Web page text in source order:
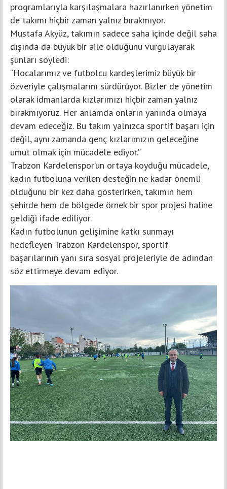
programlarıyla karşılaşmalara hazırlanırken yönetim
de takımı hiçbir zaman yalnız bırakmıyor.
Mustafa Akyüz, takımın sadece saha içinde değil saha
dışında da büyük bir aile olduğunu vurgulayarak
şunları söyledi:
“Hocalarımız ve futbolcu kardeşlerimiz büyük bir
özveriyle çalışmalarını sürdürüyor. Bizler de yönetim
olarak idmanlarda kızlarımızı hiçbir zaman yalnız
bırakmıyoruz. Her anlamda onların yanında olmaya
devam edeceğiz. Bu takım yalnızca sportif başarı için
değil, aynı zamanda genç kızlarımızın geleceğine
umut olmak için mücadele ediyor.”
Trabzon Kardelenspor’un ortaya koyduğu mücadele,
kadın futboluna verilen desteğin ne kadar önemli
olduğunu bir kez daha gösterirken, takımın hem
şehirde hem de bölgede örnek bir spor projesi haline
geldiği ifade ediliyor.
Kadın futbolunun gelişimine katkı sunmayı
hedefleyen Trabzon Kardelenspor, sportif
başarılarının yanı sıra sosyal projeleriyle de adından
söz ettirmeye devam ediyor.